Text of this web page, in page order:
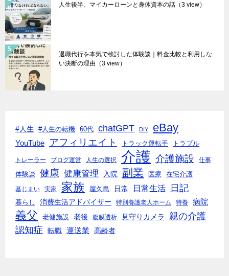
人生後半、マイカーローンと身体資本の話 （3 view）
退職代行を本気で検討した体験談｜料金比較と利用しな
い決断の理由 （3 view）
#人生 #人生の転機 60代 chatGPT DIY eBay
YouTube アフィリエイト トラック運転手 トラブル
トレーラー ブログ運営 人生の選択 介護 介護施設 仕事
体験談 健康 健康管理 入院 副業 医療 在宅介護
墓じまい 実家 家族 屋久島 日常 日常生活 日記
暮らし 消費生活アドバイザー 特別養護老人ホーム 特養 病院
義父 老健施設 老後 腹膜透析 見守りカメラ
親の介護
認知症
転職 運送業 高齢者